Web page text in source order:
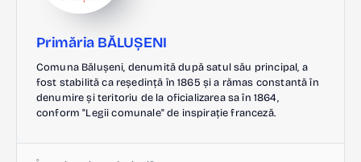
Primăria BĂLUȘENI
Comuna Bălușeni, denumită după satul său principal, a
fost stabilită ca reședință în 1865 și a rămas constantă în
denumire și teritoriu de la oficializarea sa în 1864,
conform "Legii comunale" de inspirație franceză.